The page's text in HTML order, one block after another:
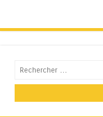
Recherche